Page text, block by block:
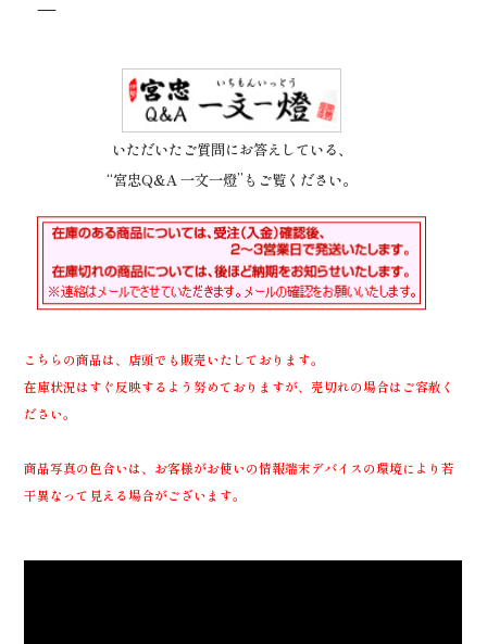
—
いただいたご質問にお答えしている、
“宮忠Q&A 一文一燈”もご覧ください。
こちらの商品は、店頭でも販売いたしております。
在庫状況はすぐ反映するよう努めておりますが、売切れの場合はご容赦く
ださい。
商品写真の色合いは、お客様がお使いの情報端末デバイスの環境により若
干異なって見える場合がございます。